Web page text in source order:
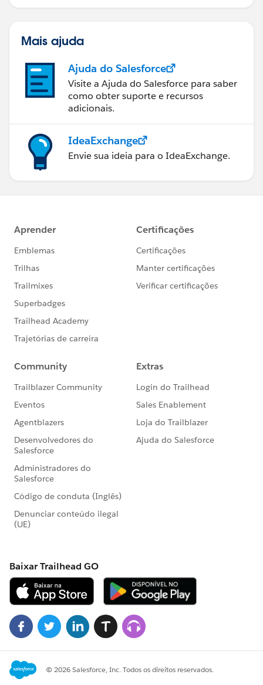
Mais ajuda
Ajuda do Salesforce
Visite a Ajuda do Salesforce para saber
como obter suporte e recursos
adicionais.
IdeaExchange
Envie sua ideia para o IdeaExchange.